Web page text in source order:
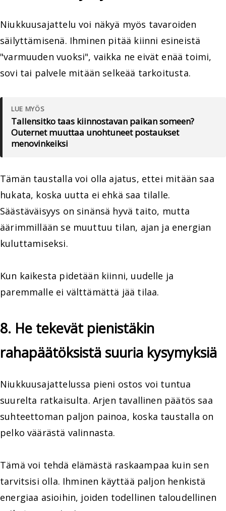
Niukkuusajattelu voi näkyä myös tavaroiden
säilyttämisenä. Ihminen pitää kiinni esineistä
"varmuuden vuoksi", vaikka ne eivät enää toimi,
sovi tai palvele mitään selkeää tarkoitusta.
LUE MYÖS
Tallensitko taas kiinnostavan paikan someen?
Outernet muuttaa unohtuneet postaukset
menovinkeiksi
Tämän taustalla voi olla ajatus, ettei mitään saa
hukata, koska uutta ei ehkä saa tilalle.
Säästäväisyys on sinänsä hyvä taito, mutta
äärimmillään se muuttuu tilan, ajan ja energian
kuluttamiseksi.
Kun kaikesta pidetään kiinni, uudelle ja
paremmalle ei välttämättä jää tilaa.
8. He tekevät pienistäkin
rahapäätöksistä suuria kysymyksiä
Niukkuusajattelussa pieni ostos voi tuntua
suurelta ratkaisulta. Arjen tavallinen päätös saa
suhteettoman paljon painoa, koska taustalla on
pelko väärästä valinnasta.
Tämä voi tehdä elämästä raskaampaa kuin sen
tarvitsisi olla. Ihminen käyttää paljon henkistä
energiaa asioihin, joiden todellinen taloudellinen